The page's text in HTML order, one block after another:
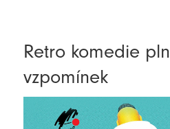
Retro komedie
vzpomínek